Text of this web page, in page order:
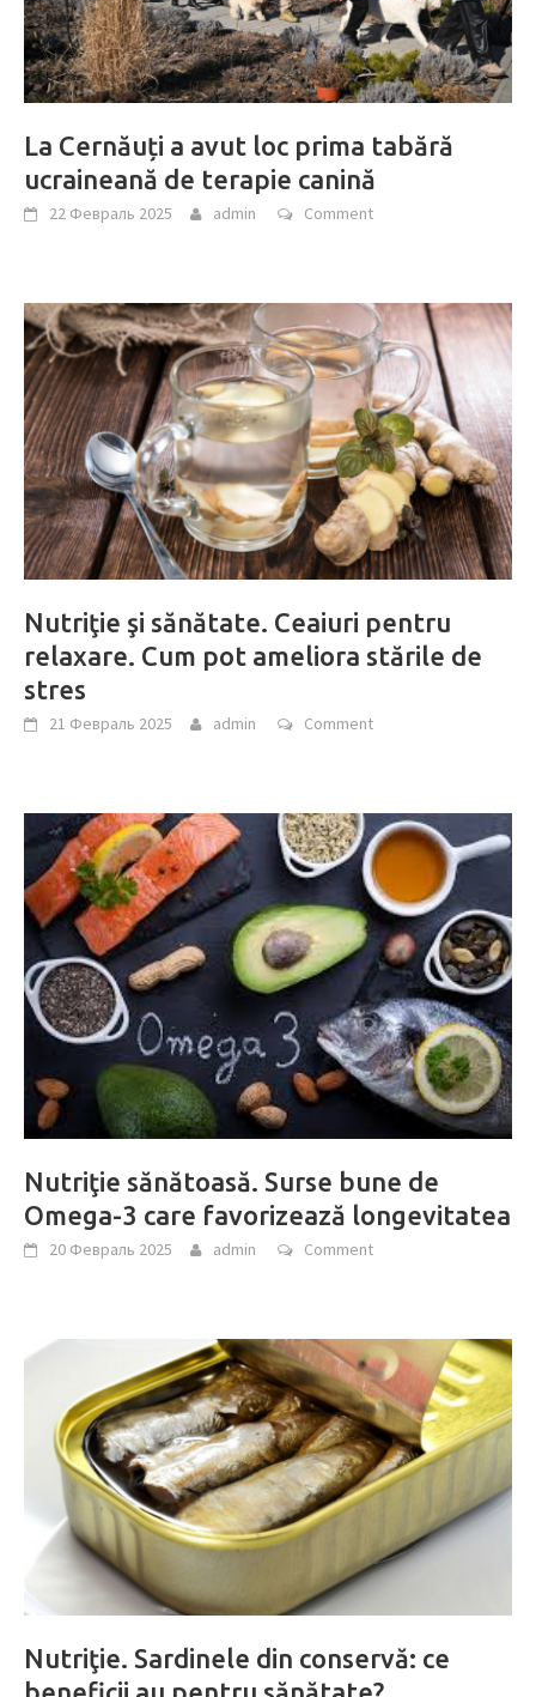
La Cernăuți a avut loc prima tabără
ucraineană de terapie canină
22 Февраль 2025 admin Comment
Nutriţie şi sănătate. Ceaiuri pentru
relaxare. Cum pot ameliora stările de
stres
21 Февраль 2025 admin Comment
Nutriţie sănătoasă. Surse bune de
Omega-3 care favorizează longevitatea
20 Февраль 2025 admin Comment
Nutriţie. Sardinele din conservă: ce